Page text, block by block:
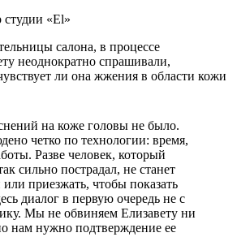
«El»
салона, в процессе
неоднократно спрашивали,
ли она жжения в области кожи
на коже головы не было.
четко по технологии: время,
Разве человек, который
сильно пострадал, не станет
или приезжать, чтобы показать
диалог в первую очередь не с
Мы не обвиняем Елизавету ни
нам нужно подтверждение ее